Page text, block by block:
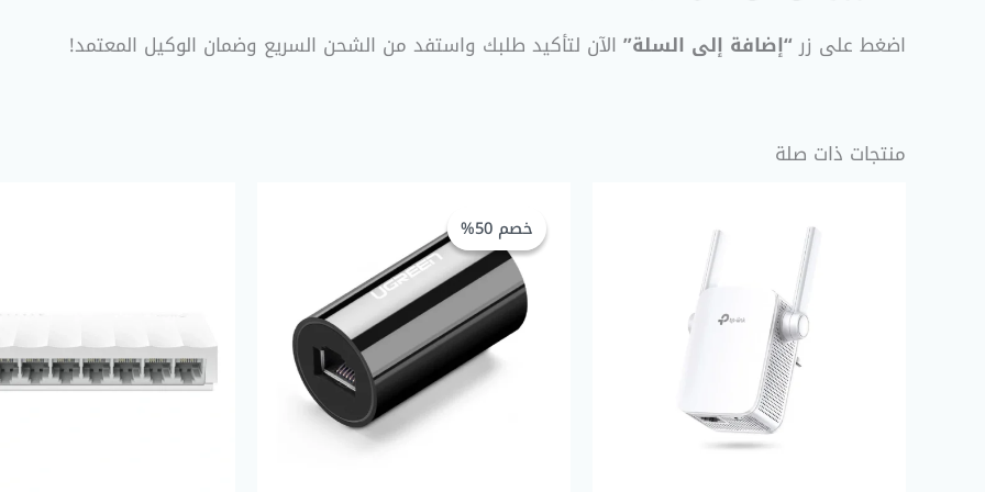
اضغط على زر“إضافة إلى السلة” الآن لتأكيد طلبك واستفد من الشحن السريع وضمان الوكيل المعتمد!
منتجات ذات صلة
خصم 50%
خصم 50%
EGP 300,00.